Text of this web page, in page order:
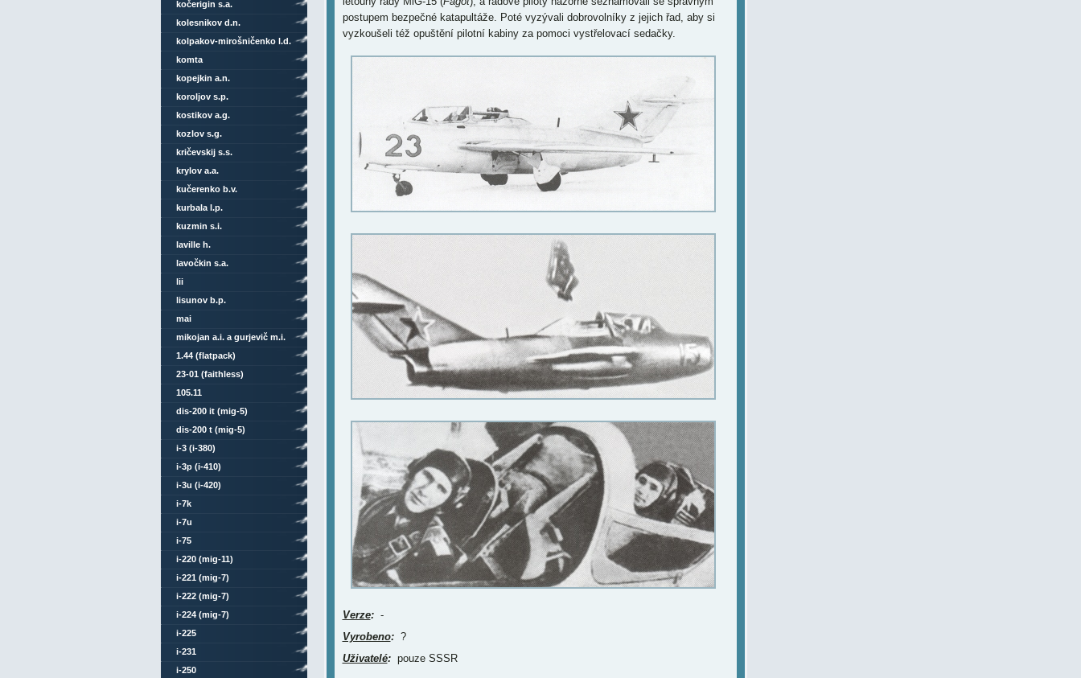
postupem bezpečné katapultáže. Poté vyzývali dobrovolníky z jejich řad, aby si
vyzkoušeli též opuštění pilotní kabiny za pomoci vystřelovací sedačky.
Verze:-
Vyrobeno:?
Uživatelé:pouze SSSR
kočerigin s.a.
kolesnikov d.n.
kolpakov-mirošničenko l.d.
komta
kopejkin a.n.
koroljov s.p.
kostikov a.g.
kozlov s.g.
kričevskij s.s.
krylov a.a.
kučerenko b.v.
kurbala l.p.
kuzmin s.i.
laville h.
lavočkin s.a.
lii
lisunov b.p.
mai
mikojan a.i. a gurjevič m.i.
1.44 (flatpack)
23-01 (faithless)
105.11
dis-200 it (mig-5)
dis-200 t (mig-5)
i-3 (i-380)
i-3p (i-410)
i-3u (i-420)
i-7k
i-7u
i-75
i-220 (mig-11)
i-221 (mig-7)
i-222 (mig-7)
i-224 (mig-7)
i-225
i-231
i-250